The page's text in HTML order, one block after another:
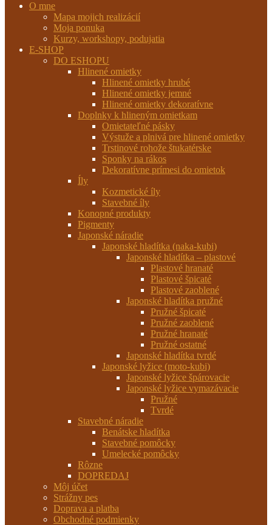
O mne
Mapa mojich realizácií
Moja ponuka
Kurzy, workshopy, podujatia
E-SHOP
DO ESHOPU
Hlinené omietky
Hlinené omietky hrubé
Hlinené omietky jemné
Hlinené omietky dekoratívne
Doplnky k hlineným omietkam
Omietateľné pásky
Výstuže a plnivá pre hlinené omietky
Trstinové rohože štukatérske
Sponky na rákos
Dekoratívne prímesi do omietok
Íly
Kozmetické íly
Stavebné íly
Konopné produkty
Pigmenty
Japonské náradie
Japonské hladítka (naka-kubi)
Japonské hladítka – plastové
Plastové hranaté
Plastové špicaté
Plastové zaoblené
Japonské hladítka pružné
Pružné špicaté
Pružné zaoblené
Pružné hranaté
Pružné ostatné
Japonské hladítka tvrdé
Japonské lyžice (moto-kubi)
Japonské lyžice špárovacie
Japonské lyžice vymazávacie
Pružné
Tvrdé
Stavebné náradie
Benátske hladítka
Stavebné pomôcky
Umelecké pomôcky
Rôzne
DOPREDAJ
Môj účet
Strážny pes
Doprava a platba
Obchodné podmienky